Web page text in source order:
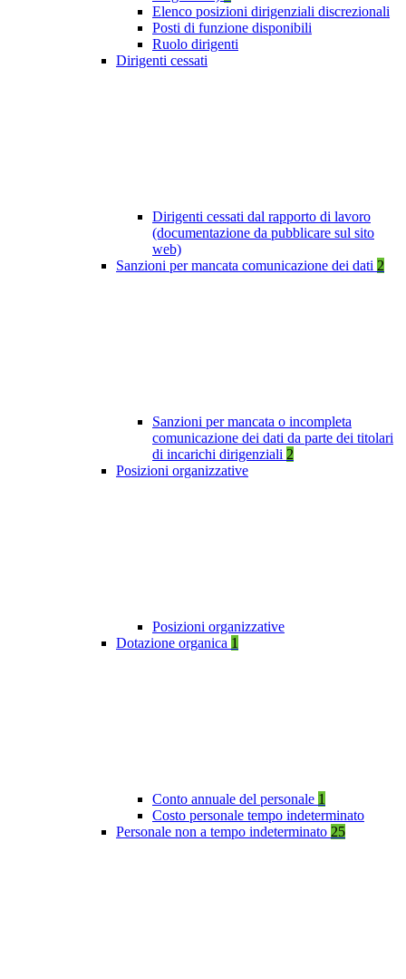
Elenco posizioni dirigenziali discrezionali
Posti di funzione disponibili
Ruolo dirigenti
Dirigenti cessati
Dirigenti cessati dal rapporto di lavoro
(documentazione da pubblicare sul sito
web)
Sanzioni per mancata comunicazione dei dati 2
Sanzioni per mancata o incompleta
comunicazione dei dati da parte dei titolari
di incarichi dirigenziali 2
Posizioni organizzative
Posizioni organizzative
Dotazione organica 1
Conto annuale del personale 1
Costo personale tempo indeterminato
Personale non a tempo indeterminato 25